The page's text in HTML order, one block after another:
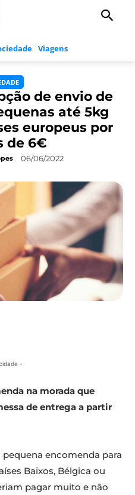
Viagens
de envio de
até 5kg
europeus por
de 6€
06/06/2022
-
na morada que
de entrega a partir
encomenda para
Baixos, Bélgica ou
pagar muito e não